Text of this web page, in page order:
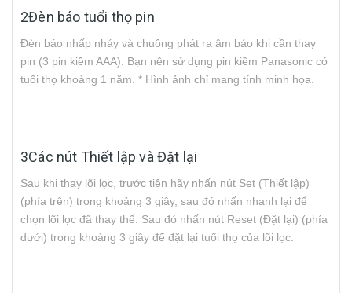
2Đèn báo tuổi thọ pin
Đèn báo nhấp nháy và chuông phát ra âm báo khi cần thay
pin (3 pin kiềm AAA). Bạn nên sử dụng pin kiềm Panasonic có
tuổi thọ khoảng 1 năm. * Hình ảnh chỉ mang tính minh họa.
3Các nút Thiết lập và Đặt lại
Sau khi thay lõi lọc, trước tiên hãy nhấn nút Set (Thiết lập)
(phía trên) trong khoảng 3 giây, sau đó nhấn nhanh lại để
chọn lõi lọc đã thay thế. Sau đó nhấn nút Reset (Đặt lại) (phía
dưới) trong khoảng 3 giây để đặt lại tuổi thọ của lõi lọc.